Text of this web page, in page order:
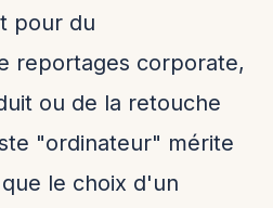
pour du
reportages corporate,
ou de la retouche
"ordinateur" mérite
le choix d'un